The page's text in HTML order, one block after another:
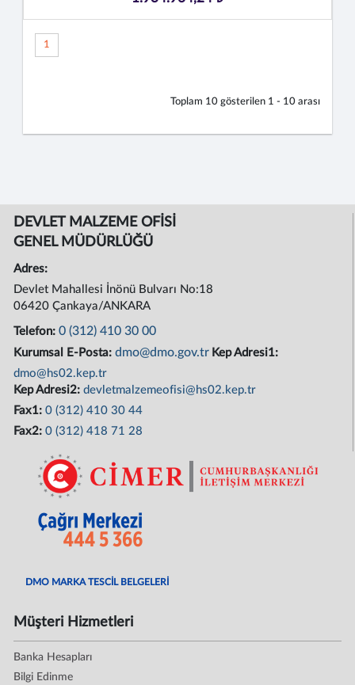
1
Toplam 10gösterilen 1 - 10arası
DEVLET MALZEME OFİSİ
GENEL MÜDÜRLÜĞÜ
Adres:
Devlet Mahallesi İnönü Bulvarı No:18
06420 Çankaya/ANKARA
Telefon:0 (312) 410 30 00
Kurumsal E-Posta:dmo@dmo.gov.tr Kep Adresi1:
dmo@hs02.kep.tr
Kep Adresi2:devletmalzemeofisi@hs02.kep.tr
Fax1:0 (312) 410 30 44
Fax2:0 (312) 418 71 28
DMO MARKA TESCİL BELGELERİ
Müşteri Hizmetleri
Banka Hesapları
Bilgi Edinme